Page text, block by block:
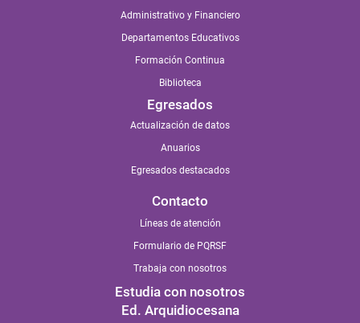
Administrativo y Financiero
Departamentos Educativos
Formación Continua
Biblioteca
Egresados
Actualización de datos
Anuarios
Egresados destacados
Contacto
Líneas de atención
Formulario de PQRSF
Trabaja con nosotros
Estudia con nosotros
Ed. Arquidiocesana